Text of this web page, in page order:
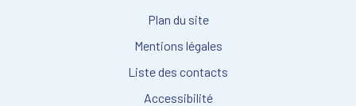
Plan du site
Mentions légales
Liste des contacts
Accessibilité